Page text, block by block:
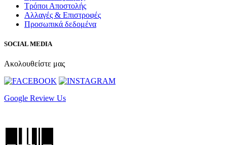
Τρόποι Αποστολής
Αλλαγές & Επιστροφές
Προσωπικά δεδομένα
SOCIAL MEDIA
Ακολουθείστε μας
Google Review Us